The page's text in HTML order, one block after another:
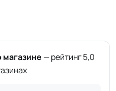
магазине — рейтинг 5,0